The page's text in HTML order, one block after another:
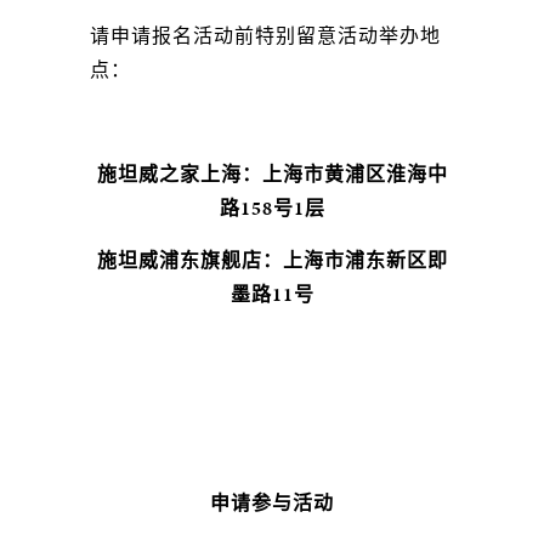
请申请报名活动前特别留意活动举办地
点：
施坦威之家上海：上海市黄浦区淮海中
路158号1层
施坦威浦东旗舰店：上海市浦东新区即
墨路11号
申请参与活动